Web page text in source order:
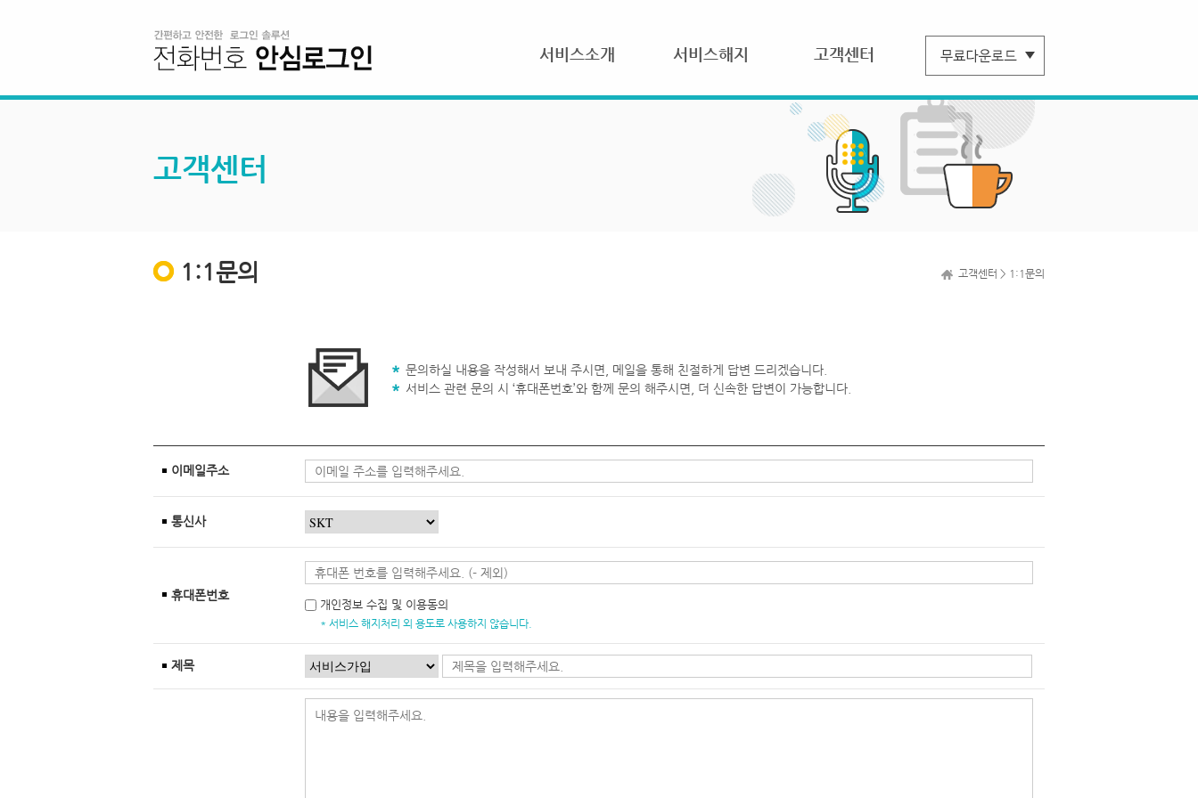
서비스소개 서비스해지 고객센터
고객센터
1:1문의 고객센터 > 1:1문의
문의하실 내용을 작성해서 보내 주시면, 메일을 통해 친절하게 답변 드리겠습니다.
서비스 관련 문의 시 ‘휴대폰번호’와 함께 문의 해주시면, 더 신속한 답변이 가능합니다.
이메일주소
통신사
휴대폰번호
개인정보 수집 및 이용동의
* 서비스 해지처리 외 용도로 사용하지 않습니다.
제목